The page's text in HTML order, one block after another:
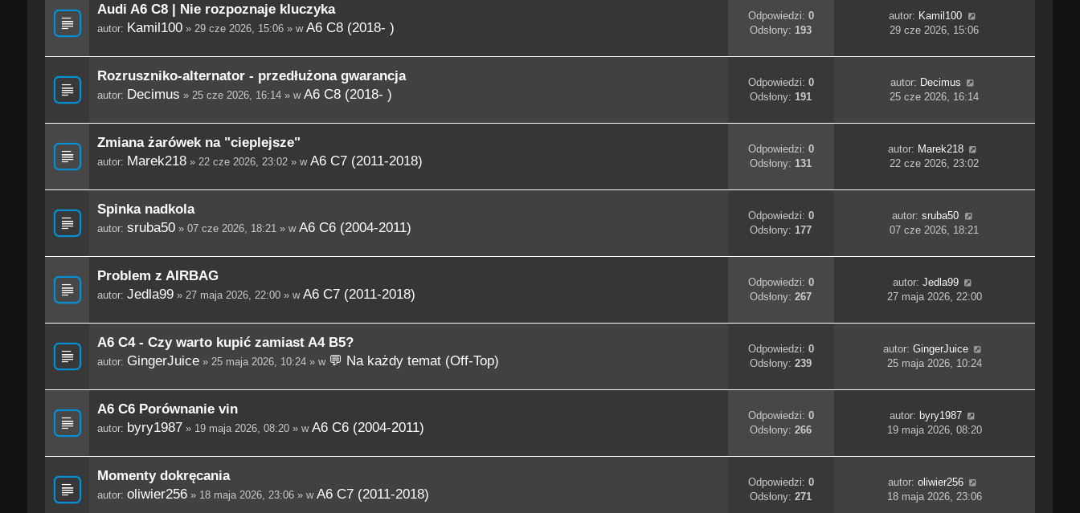
Audi A6 C8 | Nie rozpoznaje kluczyka
autor: Kamil100» 29 cze 2026, 15:06 » w A6 C8 (2018- )
Odpowiedzi: 0
Odsłony:193
autor: Kamil100
29 cze 2026, 15:06
Rozruszniko-alternator - przedłużona gwarancja
autor: Decimus » 25 cze 2026, 16:14 » w A6 C8 (2018- )
Odpowiedzi: 0
Odsłony:191
autor: Decimus
25 cze 2026, 16:14
Zmiana żarówek na "cieplejsze"
autor: Marek218» 22 cze 2026, 23:02 » w A6 C7 (2011-2018)
Odpowiedzi: 0
Odsłony:131
autor: Marek218
22 cze 2026, 23:02
Spinka nadkola
autor: sruba50» 07 cze 2026, 18:21 » w A6 C6 (2004-2011)
Odpowiedzi: 0
Odsłony:177
autor:sruba50
07 cze 2026, 18:21
Problem z AIRBAG
autor: Jedla99» 27 maja 2026, 22:00 » w A6 C7 (2011-2018)
Odpowiedzi: 0
Odsłony:267
autor: Jedla99
27 maja 2026, 22:00
A6 C4 - Czy warto kupić zamiast A4 B5?
autor: GingerJuice» 25 maja 2026, 10:24 » w 💬 Na każdy temat (Off-Top)
Odpowiedzi: 0
Odsłony:239
autor: GingerJuice
25 maja 2026, 10:24
A6 C6 Porównanie vin
autor: byry1987 » 19 maja 2026, 08:20 » w A6 C6 (2004-2011)
Odpowiedzi: 0
Odsłony:266
autor: byry1987
19 maja 2026, 08:20
Momenty dokręcania
autor: oliwier256» 18 maja 2026, 23:06 » w A6 C7 (2011-2018)
Odpowiedzi: 0
Odsłony:271
autor: oliwier256
18 maja 2026, 23:06